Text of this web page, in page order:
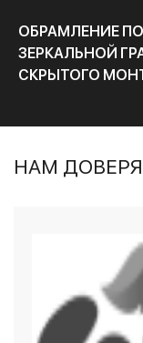
ОБРАМЛЕНИЕ
ЗЕРКАЛЬНОЙ
СКРЫТОГО
НАМ